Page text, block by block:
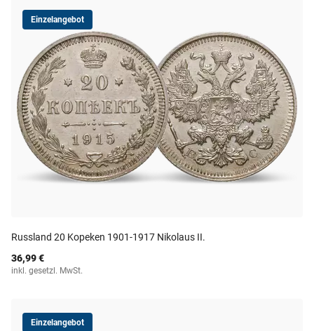
Einzelangebot
Russland 20 Kopeken 1901-1917 Nikolaus II.
36,99 €
inkl. gesetzl. MwSt.
Einzelangebot